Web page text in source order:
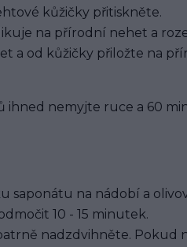
kůžičky přitiskněte.
na přírodní nehet a
a od kůžičky přiložte na
ihned nemyjte ruce a 60
saponátu na nádobí a
10 - 15 minutek.
nadzdvihněte. Pokud